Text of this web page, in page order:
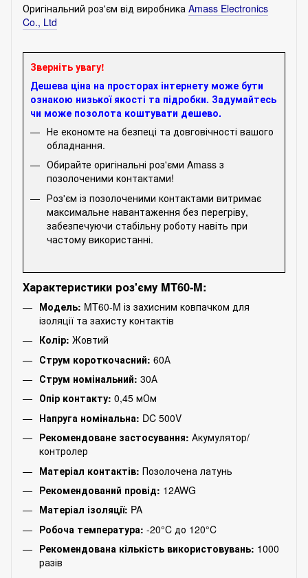
Оригінальний роз'єм від виробника Amаss Electronics
Co., Ltd
Зверніть увагу!
Дешева ціна на просторах інтернету може бути
ознакою низької якості та підробки. Задумайтесь
чи може позолота коштувати дешево.
Не економте на безпеці та довговічності вашого
обладнання.
Обирайте оригінальні роз'єми Amass з
позолоченими контактами!
Роз'єм із позолоченими контактами витримає
максимальне навантаження без перегріву,
забезпечуючи стабільну роботу навіть при
частому використанні.
Характеристики роз'єму MT60-M:
Модель: MT60-M із захисним ковпачком для
ізоляції та захисту контактів
Колір: Жовтий
Струм короткочасний: 60А
Струм номінальний: 30А
Опір контакту: 0,45 мОм
Напруга номінальна: DC 500V
Рекомендоване застосування: Акумулятор/
контролер
Матеріал контактів: Позолочена латунь
Рекомендований провід: 12AWG
Матеріал ізоляції: PA
Робоча температура: -20°C до 120°C
Рекомендована кількість використовувань: 1000
разів